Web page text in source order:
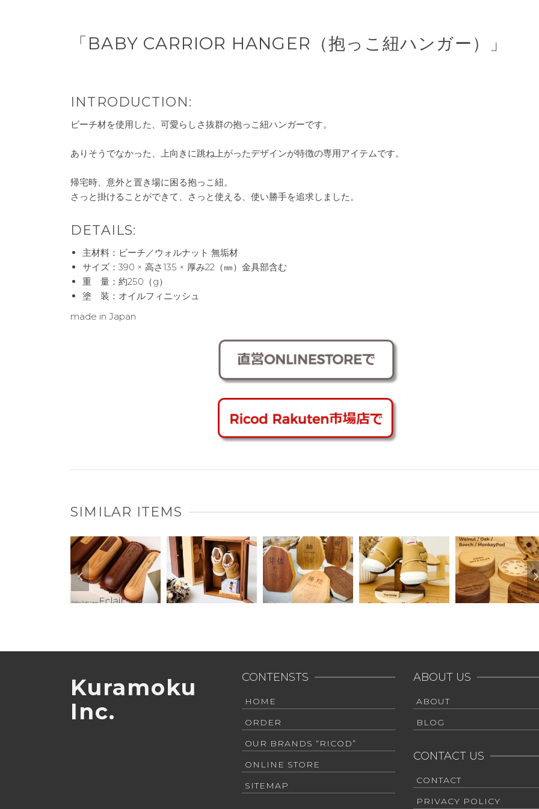
「BABY CARRIOR HANGER（抱っこ紐ハンガー）」
INTRODUCTION:
ビーチ材を使用した、可愛らしさ抜群の抱っこ紐ハンガーです。
ありそうでなかった、上向きに跳ね上がったデザインが特徴の専用アイテムです。
帰宅時、意外と置き場に困る抱っこ紐。
さっと掛けることができて、さっと使える、使い勝手を追求しました。
DETAILS:
主材料：ビーチ／ウォルナット 無垢材
サイズ：390 × 高さ135 × 厚み22（㎜）金具部含む
重 量：約250（g）
塗 装：オイルフィニッシュ
made in Japan
SIMILAR ITEMS
Kuramoku
Inc.
CONTENSTS
HOME
ORDER
OUR BRANDS “RICOD”
ONLINE STORE
SITEMAP
ABOUT US
ABOUT
BLOG
CONTACT US
CONTACT
PRIVACY POLICY